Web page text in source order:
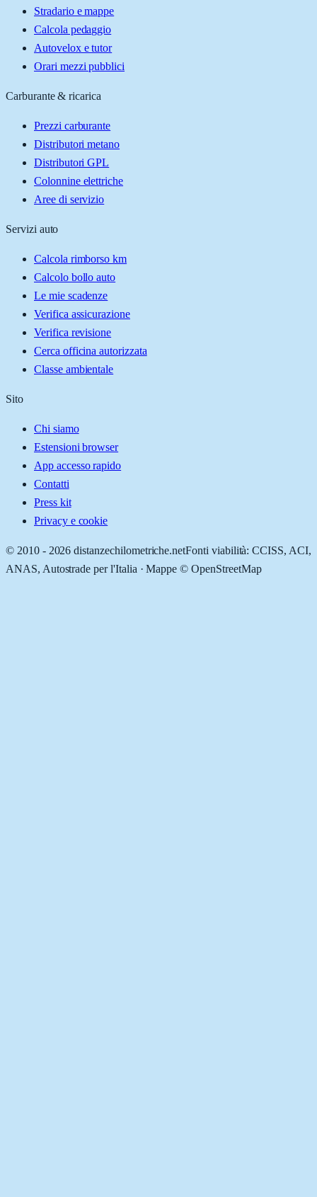
Stradario e mappe
Calcola pedaggio
Autovelox e tutor
Orari mezzi pubblici
Carburante & ricarica
Prezzi carburante
Distributori metano
Distributori GPL
Colonnine elettriche
Aree di servizio
Servizi auto
Calcola rimborso km
Calcolo bollo auto
Le mie scadenze
Verifica assicurazione
Verifica revisione
Cerca officina autorizzata
Classe ambientale
Sito
Chi siamo
Estensioni browser
App accesso rapido
Contatti
Press kit
Privacy e cookie
© 2010 - 2026 distanzechilometriche.netFonti viabilità: CCISS, ACI,
ANAS, Autostrade per l'Italia · Mappe © OpenStreetMap